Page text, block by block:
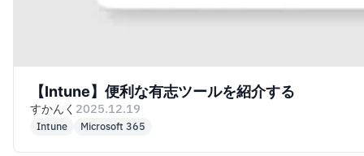
【Intune】便利な有志ツールを紹介する
すかんく 2025.12.19
Intune Microsoft 365